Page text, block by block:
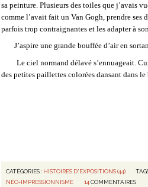
sa peinture. Plusieurs des toiles que j’avais
comme l’avait fait un Van Gogh, prendre ses
parfois trop contraignantes et les adapter à
J’aspire une grande bouffée d’air en
Le ciel normand délavé s’ennuageait.
des petites paillettes colorées dansant dans le
CATÉGORIES : HISTOIRES D'EXPOSITIONS (44)
NÉO-IMPRESSIONNISME
14 COMMENTAIRES